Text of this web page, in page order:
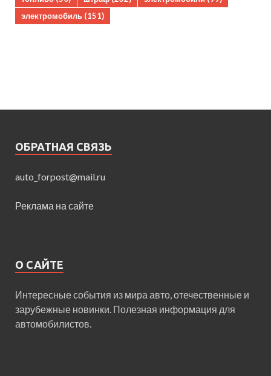
электромобиль (151)
ОБРАТНАЯ СВЯЗЬ
auto_forpost@mail.ru
Реклама на сайте
О САЙТЕ
Интересные события из мира авто, отечественные и
зарубежные новинки. Полезная информация для
автомобилистов.